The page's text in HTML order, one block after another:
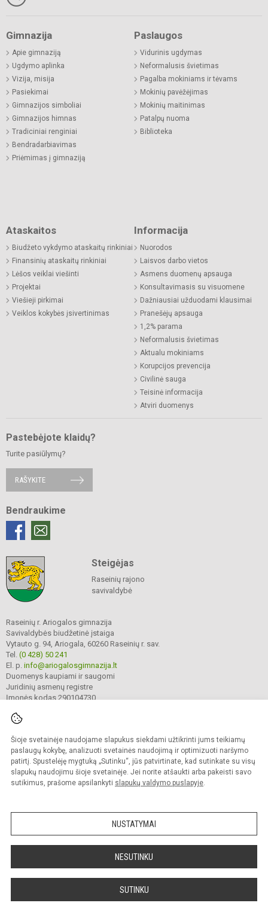
Šioje svetainėje naudojame slapukus siekdami užtikrinti jums teikiamų
paslaugų kokybę, analizuoti svetainės naudojimą ir optimizuoti naršymo
patirtį. Spustelėję mygtuką „Sutinku“, jūs patvirtinate, kad sutinkate su visų
slapukų naudojimu šioje svetainėje. Jei norite atšaukti arba pakeisti savo
sutikimus, prašome apsilankyti slapukų valdymo puslapyje.
NUSTATYMAI
NESUTINKU
SUTINKU
Gimnazija
Apie gimnaziją
Ugdymo aplinka
Vizija, misija
Pasiekimai
Gimnazijos simboliai
Gimnazijos himnas
Tradiciniai renginiai
Bendradarbiavimas
Priėmimas į gimnaziją
Paslaugos
Vidurinis ugdymas
Neformalusis švietimas
Pagalba mokiniams ir tėvams
Mokinių pavėžėjimas
Mokinių maitinimas
Patalpų nuoma
Biblioteka
Ataskaitos
Biudžeto vykdymo ataskaitų rinkiniai
Finansinių ataskaitų rinkiniai
Lėšos veiklai viešinti
Projektai
Viešieji pirkimai
Veiklos kokybės įsivertinimas
Informacija
Nuorodos
Laisvos darbo vietos
Asmens duomenų apsauga
Konsultavimasis su visuomene
Dažniausiai užduodami klausimai
Pranešėjų apsauga
1,2% parama
Neformalusis švietimas
Aktualu mokiniams
Korupcijos prevencija
Civilinė sauga
Teisinė informacija
Atviri duomenys
Pastebėjote klaidų?
Turite pasiūlymų?
RAŠYKITE
Bendraukime
Steigėjas
Raseinių rajono
savivaldybė
Raseinių r. Ariogalos gimnazija
Savivaldybės biudžetinė įstaiga
Vytauto g. 94, Ariogala, 60260 Raseinių r. sav.
Tel. (0 428) 50 241
El. p. info@ariogalosgimnazija.lt
Duomenys kaupiami ir saugomi
Juridinių asmenų registre
Įmonės kodas 290104730
© 2022. Raseinių r. Ariogalos gimnazija. Visos teisės saugomos.
Kopijuoti turinį be raštiško gimnazijos sutikimo griežtai draudžiama.
Prieinamumo paraiška Slapukų valdymas
Sumanus būdas atnaujinti